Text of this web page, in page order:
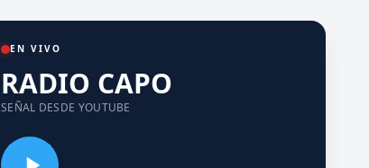
EN VIVO
RADIO CAPO
SEÑAL DESDE YOUTUBE